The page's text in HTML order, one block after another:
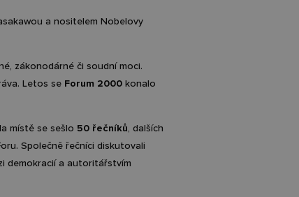
a nositelem Nobelovy
zákonodárné či soudní moci.
Letos se Forum 2000konalo
místě se sešlo 50 řečníků, dalších
Společně řečníci diskutovali
demokracií a autoritářstvím